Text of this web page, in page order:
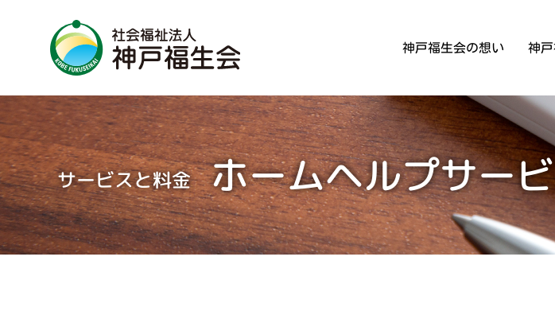
神戸福生会の想い
理事長ご挨拶
理念
ビジョン
神
法人概要・沿革
社会貢献活動
情報公開
永栄園 ケアセンターながた
住む
特別養護老人ホーム
ケアハウス
介護付き有料老人ホーム
泊まる
ショートステイサー
訪問す
サービスと料金 ホームヘルプサー